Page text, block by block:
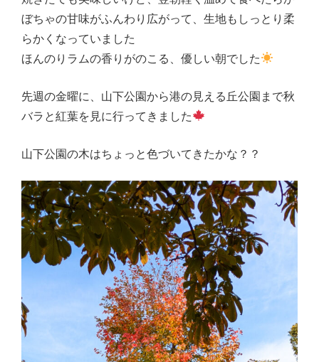
ぼちゃの甘味がふんわり広がって、生地もしっとり柔
らかくなっていました
ほんのりラムの香りがのこる、優しい朝でした
先週の金曜に、山下公園から港の見える丘公園まで秋
バラと紅葉を見に行ってきました
山下公園の木はちょっと色づいてきたかな？？